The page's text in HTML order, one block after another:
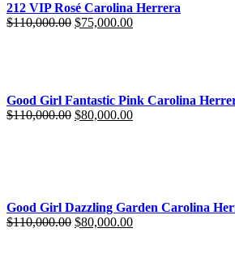
212 VIP Rosé Carolina Herrera
$110,000.00 $75,000.00
Good Girl Fantastic Pink Carolina
$110,000.00 $80,000.00
Good Girl Dazzling Garden Carolina
$110,000.00 $80,000.00